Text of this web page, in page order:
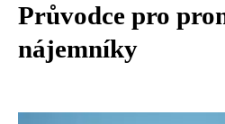
Průvodce pro
nájemníky